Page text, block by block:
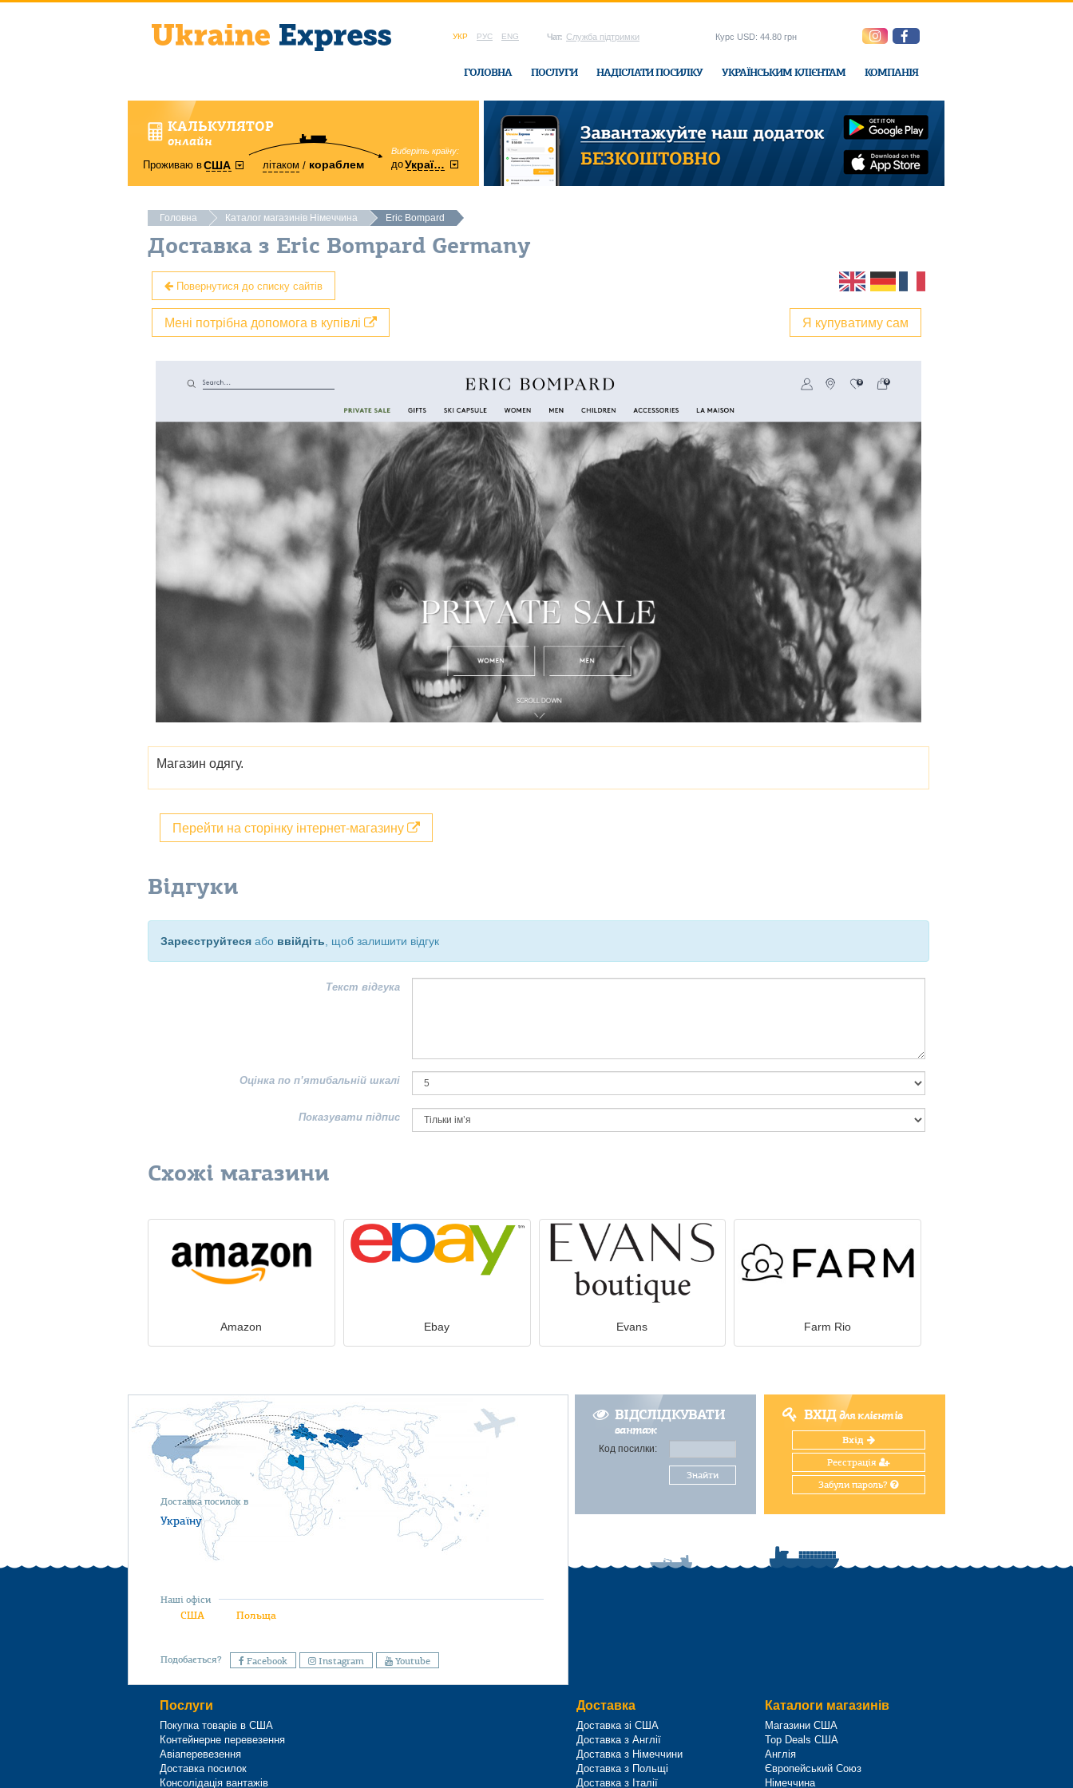
УКР РУС ENG Чат: Служба підтримки
ГОЛОВНА ПОСЛУГИ НАДІСЛАТИ ПОСИЛКУ УКРАЇНСЬКИМ КЛІЄНТАМ КОМПАНІЯ
Курс USD: 44.80 грн
КАЛЬКУЛЯТОР
онлайн
Проживаю вСША літаком кораблем
Виберіть країну:
доУкраїни
область:
Вінницька в офісі Ukraine-Express
Головна Каталог магазинів Німеччина Eric Bompard
Доставка з Eric Bompard Germany
Повернутися до списку сайтів
Я купуватиму сам
Мені потрібна допомога в купівлі
Магазин одягу.
Перейти на сторінку інтернет-магазину
Відгуки
Зареєструйтеся або ввійдіть , щоб залишити відгук
Текст відгука
Оцінка по п’ятибальній шкалі
Показувати підпис
Схожі магазини
Amazon Ebay Еvans Farm Rio
ВІДСЛІДКУВАТИ
вантаж
Код посилки:
Знайти
ВХІДдля клієнтів
Вхід
Реєстрація
Забули пароль?
Доставка посилок в
Україну
Наші офіси
США Польща
Подобається? Facebook Instagram Youtube
Послуги
Покупка товарів в США
Контейнерне перевезення
Авіаперевезення
Доставка посилок
Консолідація вантажів
Доставка
Доставка зі США
Доставка з Англії
Доставка з Німеччини
Доставка з Польщі
Доставка з Італії
Каталоги магазинів
Магазини США
Top Deals США
Англія
Європейський Союз
Німеччина